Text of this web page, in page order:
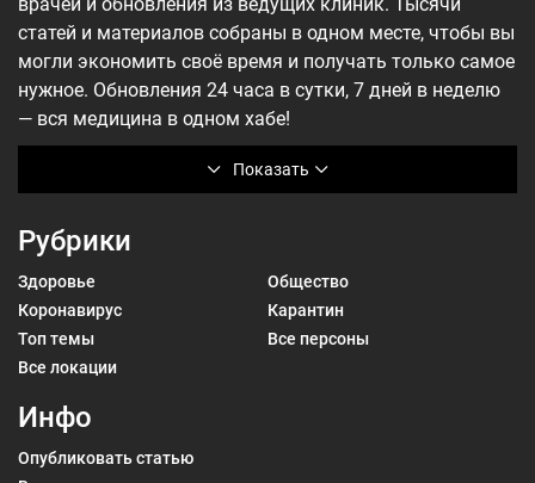
Показать
статей и материалов собраны в одном месте, чтобы вы
могли экономить своё время и получать только самое
нужное. Обновления 24 часа в сутки, 7 дней в неделю
— вся медицина в одном хабе!
Рубрики
Здоровье
Общество
Коронавирус
Карантин
Топ темы
Все персоны
Все локации
Инфо
Опубликовать статью